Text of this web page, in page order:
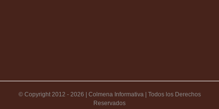
© Copyright 2012 - 2026 | Colmena Informativa | Todos los Derechos
Reservados